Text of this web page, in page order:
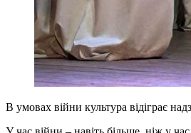
В умовах війни культура відіграє